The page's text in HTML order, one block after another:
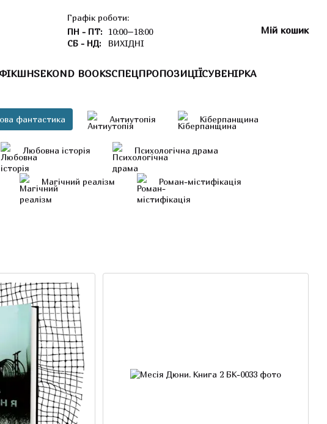
Графік роботи:
ПН - ПТ: 10:00–18:00
СБ - НД:
ВИХІДНІ
Мій кошик
SEKOND BOOKSСПЕЦПРОПОЗИЦІЇСУВЕНІРКА
фантастика Антиутопія Кіберпанщина
Любовна історія Психологічна драма
Магічний реалізм Роман-містифікація